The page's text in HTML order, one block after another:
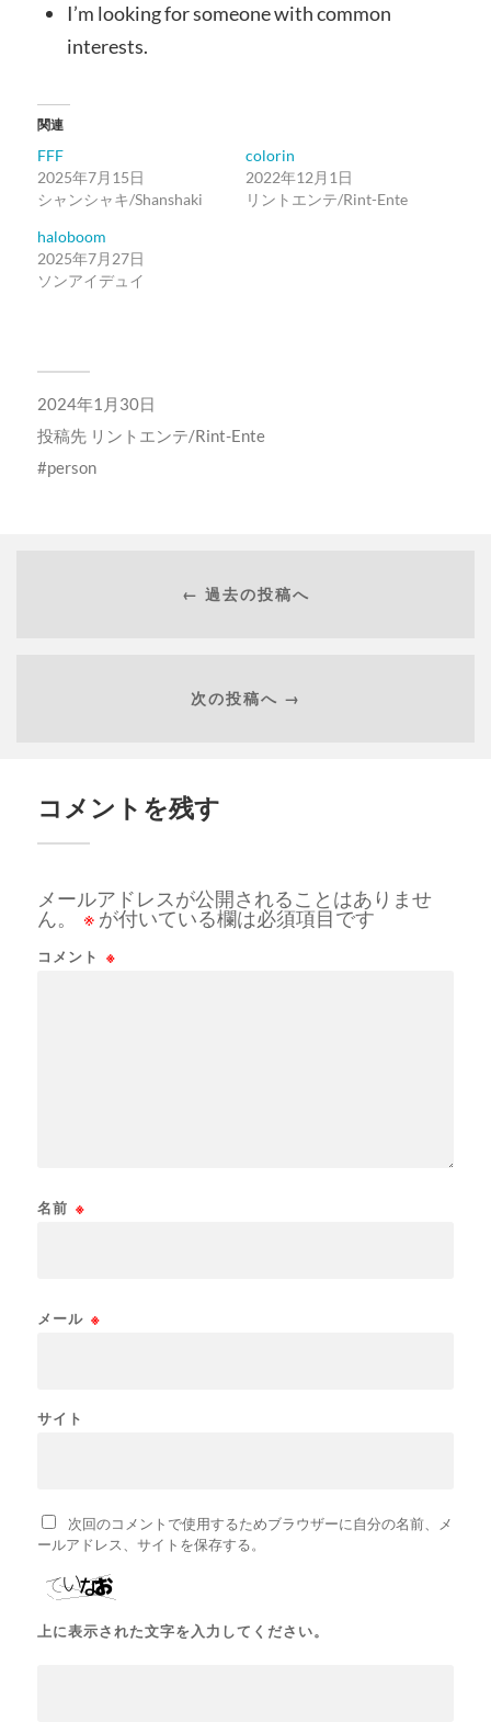
I’m looking for someone with common
interests.
関連
FFF
2025年7月15日
シャンシャキ/Shanshaki
colorin
2022年12月1日
リントエンテ/Rint-Ente
haloboom
2025年7月27日
ソンアイデュイ
2024年1月30日
投稿先 リントエンテ/Rint-Ente
person
← 過去の投稿へ
次の投稿へ →
コメントを残す
メールアドレスが公開されることはありませ
ん。
※ が付いている欄は必須項目です
コメント ※
名前 ※
メール ※
サイト
次回のコメントで使用するためブラウザーに自分の名前、メ
ールアドレス、サイトを保存する。
上に表示された文字を入力してください。